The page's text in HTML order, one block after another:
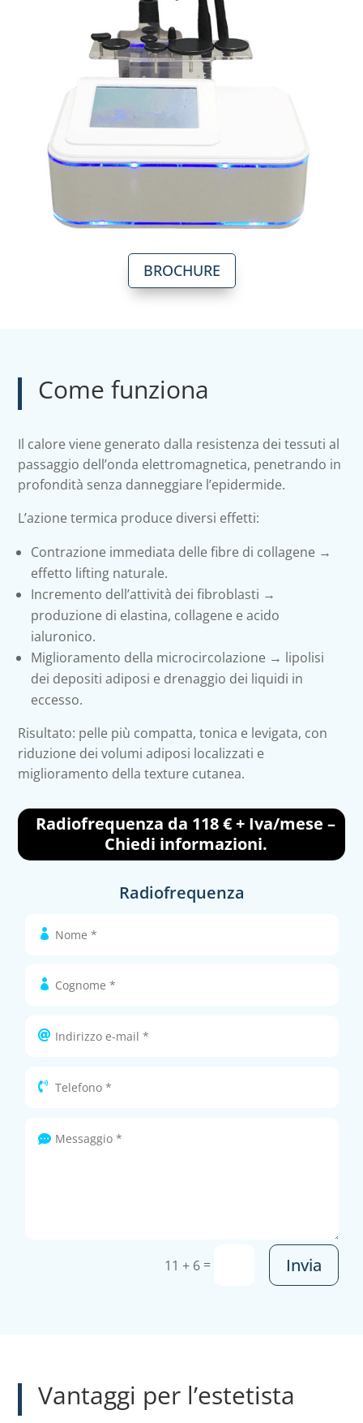
BROCHURE
Come funziona
Il calore viene generato dalla resistenza dei tessuti al
passaggio dell’onda elettromagnetica, penetrando in
profondità senza danneggiare l’epidermide.
L’azione termica produce diversi effetti:
Contrazione immediata delle fibre di collagene →
effetto lifting naturale.
Incremento dell’attività dei fibroblasti →
produzione di elastina, collagene e acido
ialuronico.
Miglioramento della microcircolazione → lipolisi
dei depositi adiposi e drenaggio dei liquidi in
eccesso.
Risultato: pelle più compatta, tonica e levigata, con
riduzione dei volumi adiposi localizzati e
miglioramento della texture cutanea.
Radiofrequenza da 118 € + Iva/mese –
Chiedi informazioni.
Radiofrequenza
11 + 6= Invia
Vantaggi per l’estetista